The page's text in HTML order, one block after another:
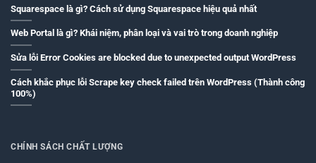
Squarespace là gì? Cách sử dụng Squarespace hiệu quả nhất
Web Portal là gì? Khái niệm, phân loại và vai trò trong doanh nghiệp
Sửa lỗi Error Cookies are blocked due to unexpected output WordPress
Cách khắc phục lỗi Scrape key check failed trên WordPress (Thành công
100%)
CHÍNH SÁCH CHẤT LƯỢNG